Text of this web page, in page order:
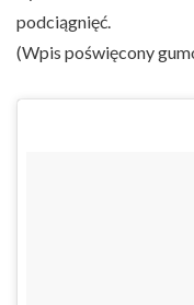
podciągnięć.
(Wpis poświęcony